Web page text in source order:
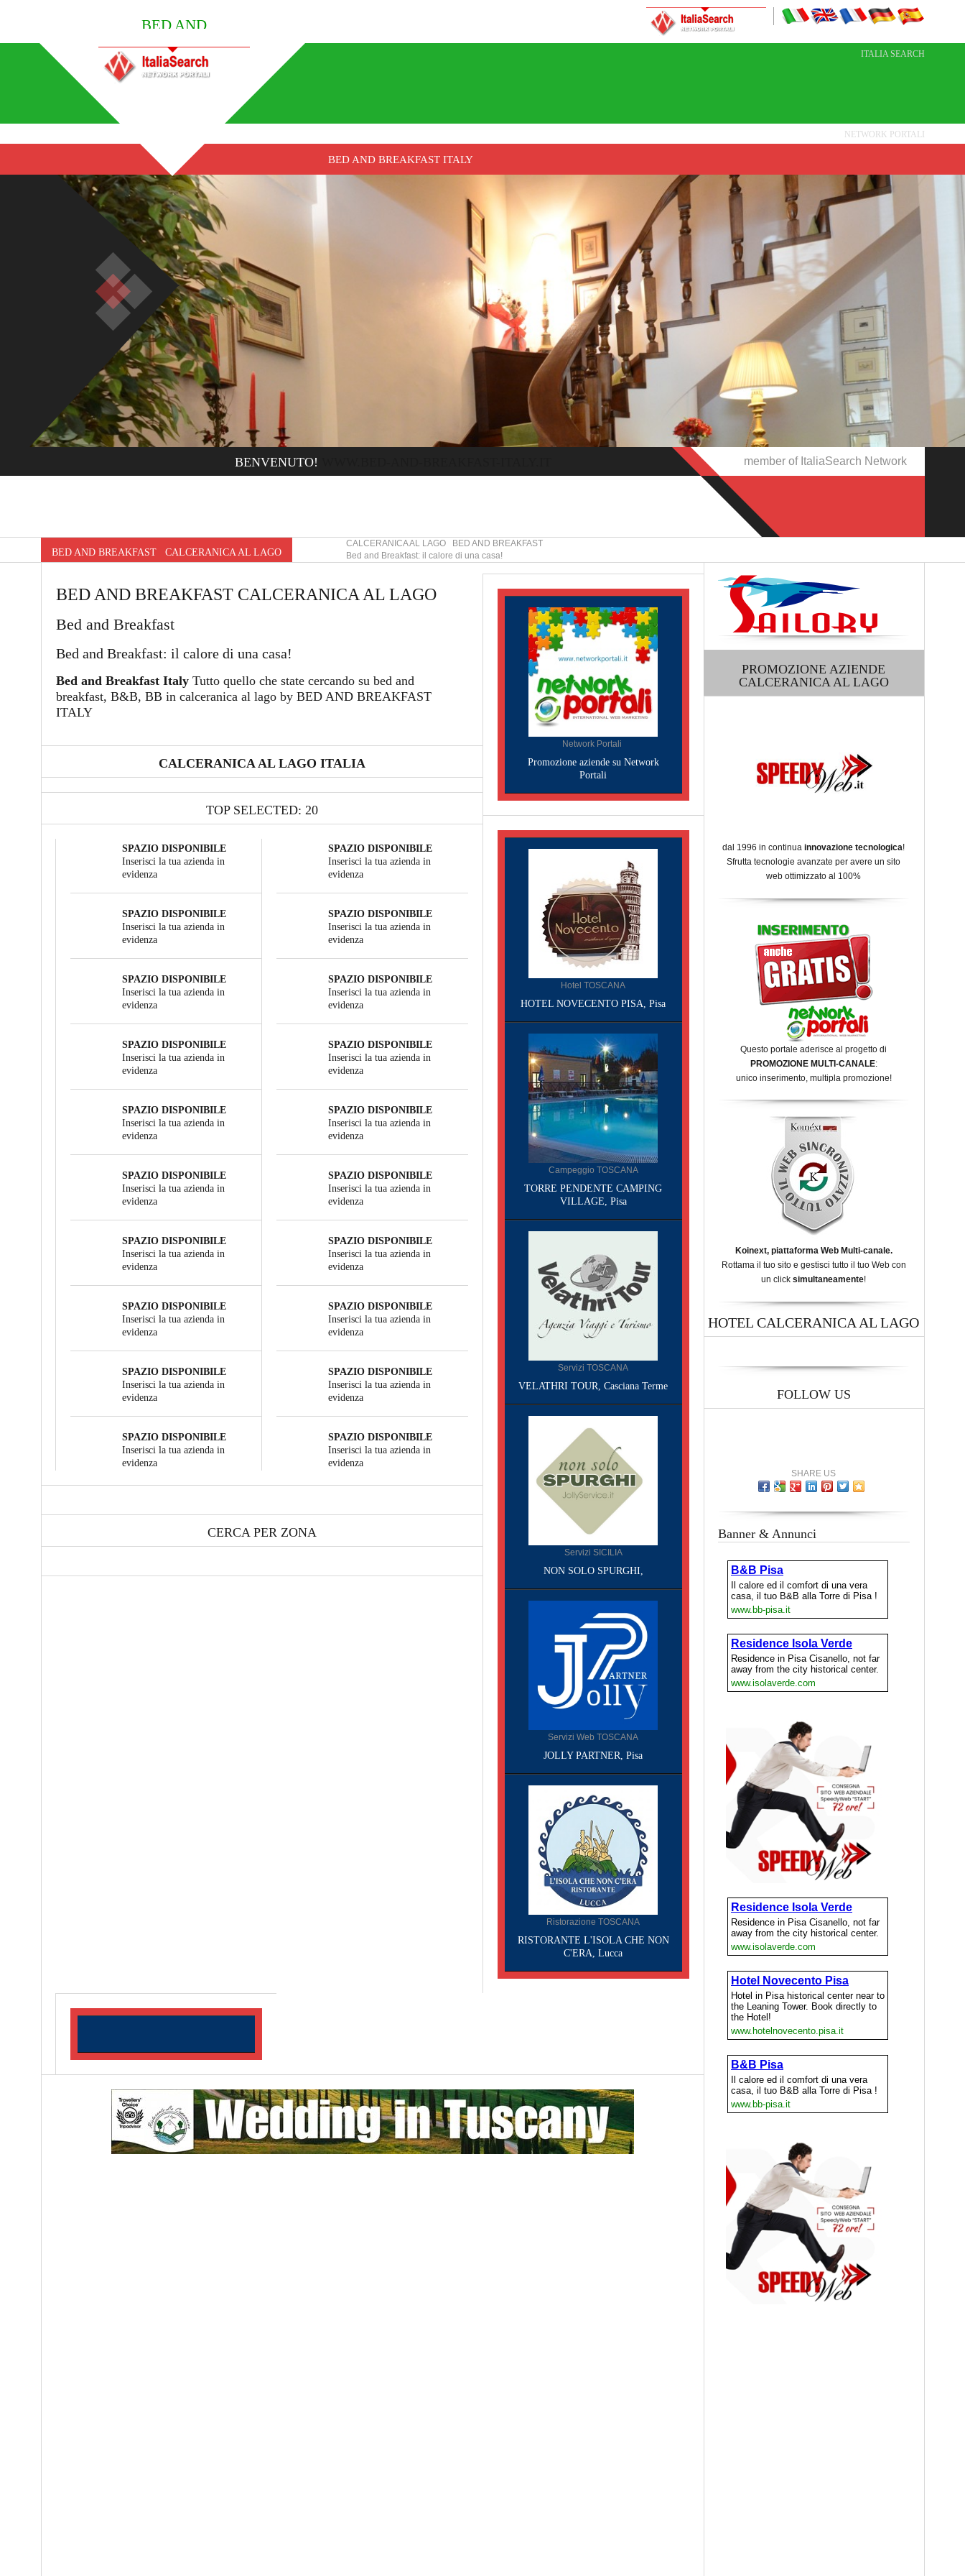
BED AND
ITALIA SEARCH
NETWORK PORTALI
BED AND BREAKFAST ITALY
BENVENUTO! member of ItaliaSearch Network
BED AND BREAKFAST CALCERANICA AL LAGO
CALCERANICA AL LAGO BED AND BREAKFAST
Bed and Breakfast: il calore di una casa!
BED AND BREAKFAST CALCERANICA AL LAGO
Bed and Breakfast
Bed and Breakfast: il calore di una casa!
Bed and Breakfast ItalyTutto quello che state cercando su bed and
breakfast, B&B, BB in calceranica al lago by BED AND BREAKFAST
ITALY
CALCERANICA AL LAGO ITALIA
TOP SELECTED: 20
SPAZIO DISPONIBILE
Inserisci la tua azienda in
evidenza
SPAZIO DISPONIBILE
Inserisci la tua azienda in
evidenza
SPAZIO DISPONIBILE
Inserisci la tua azienda in
evidenza
SPAZIO DISPONIBILE
Inserisci la tua azienda in
evidenza
SPAZIO DISPONIBILE
Inserisci la tua azienda in
evidenza
SPAZIO DISPONIBILE
Inserisci la tua azienda in
evidenza
SPAZIO DISPONIBILE
Inserisci la tua azienda in
evidenza
SPAZIO DISPONIBILE
Inserisci la tua azienda in
evidenza
SPAZIO DISPONIBILE
Inserisci la tua azienda in
evidenza
SPAZIO DISPONIBILE
Inserisci la tua azienda in
evidenza
SPAZIO DISPONIBILE
Inserisci la tua azienda in
evidenza
SPAZIO DISPONIBILE
Inserisci la tua azienda in
evidenza
SPAZIO DISPONIBILE
Inserisci la tua azienda in
evidenza
SPAZIO DISPONIBILE
Inserisci la tua azienda in
evidenza
SPAZIO DISPONIBILE
Inserisci la tua azienda in
evidenza
SPAZIO DISPONIBILE
Inserisci la tua azienda in
evidenza
SPAZIO DISPONIBILE
Inserisci la tua azienda in
evidenza
SPAZIO DISPONIBILE
Inserisci la tua azienda in
evidenza
SPAZIO DISPONIBILE
Inserisci la tua azienda in
evidenza
SPAZIO DISPONIBILE
Inserisci la tua azienda in
evidenza
CERCA PER ZONA
Network Portali
Promozione aziende su Network
Portali
Hotel TOSCANA
HOTEL NOVECENTO PISA, Pisa
Campeggio TOSCANA
TORRE PENDENTE CAMPING
VILLAGE, Pisa
Servizi TOSCANA
VELATHRI TOUR, Casciana Terme
Servizi SICILIA
NON SOLO SPURGHI,
Servizi Web TOSCANA
JOLLY PARTNER, Pisa
Ristorazione TOSCANA
RISTORANTE L'ISOLA CHE NON
C'ERA, Lucca
PROMOZIONE AZIENDE
CALCERANICA AL LAGO
dal 1996 in continua innovazione tecnologica!
Sfrutta tecnologie avanzate per avere un sito
web ottimizzato al 100%
Questo portale aderisce al progetto di
PROMOZIONE MULTI-CANALE:
unico inserimento, multipla promozione!
Koinext, piattaforma Web Multi-canale.
Rottama il tuo sito e gestisci tutto il tuo Web con
un click simultaneamente!
HOTEL CALCERANICA AL LAGO
FOLLOW US
SHARE US
Banner & Annunci